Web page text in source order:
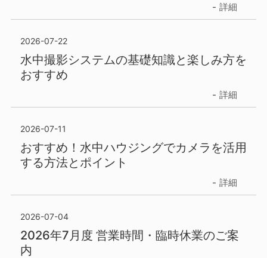
詳細
2026-07-22
水中撮影システムの基礎知識と楽しみ方を
おすすめ
詳細
2026-07-11
おすすめ！水中ハウジングでカメラを活用
する方法とポイント
詳細
2026-07-04
2026年7月度 営業時間・臨時休業のご案
内